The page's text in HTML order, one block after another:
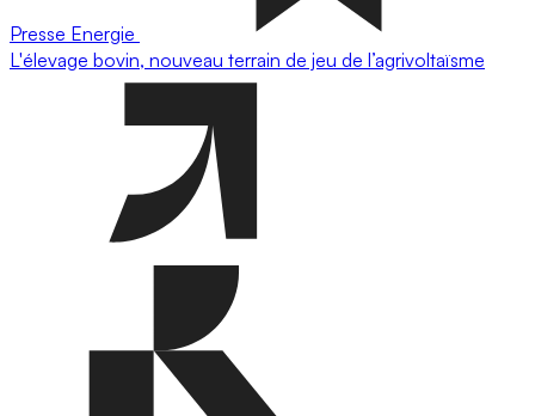
Presse Energie
L'élevage bovin, nouveau terrain de jeu de l’agrivoltaïsme